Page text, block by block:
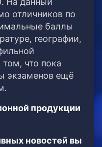
отличников по
баллы
географии,
что пока
экзаменов ещё
продукции
новостей вы